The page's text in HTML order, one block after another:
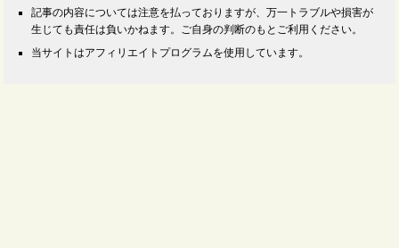
記事の内容については注意を払っておりますが、万一トラブルや損害が
生じても責任は負いかねます。ご自身の判断のもとご利用ください。
当サイトはアフィリエイトプログラムを使用しています。